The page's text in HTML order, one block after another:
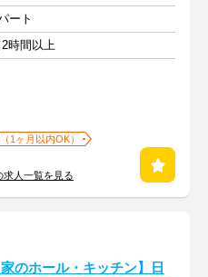
ート
時間以上
1ヶ月以内OK）
人一覧を見る
家のホール・キッチン】日